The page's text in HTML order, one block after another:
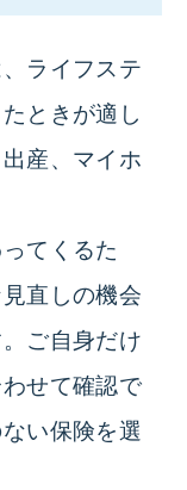
ライフステ
ときが適し
産、マイホ
てくるた
直しの機会
ご自身だけ
せて確認で
い保険を選